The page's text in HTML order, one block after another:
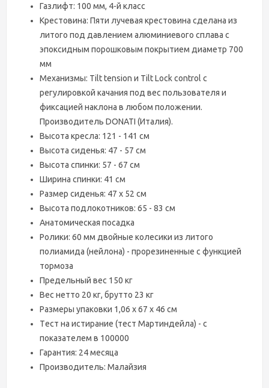
Газлифт: 100 мм, 4-й класс
Крестовина: Пяти лучевая крестовина сделана из
литого под давлением алюминиевого сплава с
эпоксидным порошковым покрытием диаметр 700
мм
Механизмы: Tilt tension и Tilt Lock control с
регулировкой качания под вес пользователя и
фиксацией наклона в любом положении.
Производитель DONATI (Италия).
Высота кресла: 121 - 141 см
Высота сиденья: 47 - 57 см
Высота спинки: 57 - 67 см
Ширина спинки: 41 см
Размер сиденья: 47 х 52 см
Высота подлокотников: 65 - 83 см
Анатомическая посадка
Ролики: 60 мм двойные колесики из литого
полиамида (нейлона) - прорезиненные с функцией
тормоза
Предельный вес 150 кг
Вес нетто 20 кг, брутто 23 кг
Размеры упаковки 1,06 х 67 х 46 см
Tест на истирание (тест Мартиндейла) - с
показателем в 100000
Гарантия: 24 месяца
Производитель: Малайзия